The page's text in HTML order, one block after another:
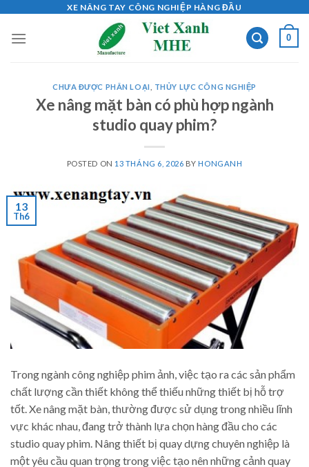
content
XE NÂNG TAY CÔNG NGHIỆP HÀNG ĐẦU
0
CHƯA ĐƯỢC PHÂN LOẠI THỦY LỰC CÔNG NGHIỆP
Xe nâng mặt bàn có phù hợp ngành
studio quay phim?
POSTED ON 13 THÁNG 6, 2026 BYHONGANH
13
Th6
Trong ngành công nghiệp phim ảnh, việc tạo ra các sản phẩm
chất lượng cần thiết không thể thiếu những thiết bị hỗ trợ
tốt. Xe nâng mặt bàn, thường được sử dụng trong nhiều lĩnh
vực khác nhau, đang trở thành lựa chọn hàng đầu cho các
studio quay phim. Nâng thiết bị quay dựng chuyên nghiệp là
một yêu cầu quan trọng trong việc tạo nên những cảnh quay